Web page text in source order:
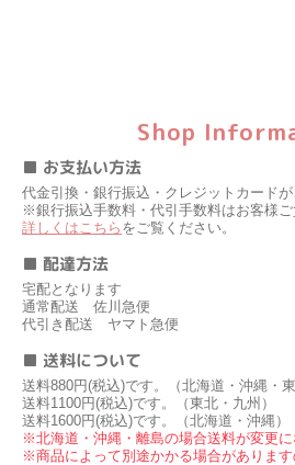
Shop
■ お支払い方法
代金引換・銀行振込・クレジットカードが
※銀行振込手数料・代引手数料はお客様ご
詳しくはこちら をご覧ください。
■ 配達方法
宅配となります
通常配送 佐川急便
代引き配送 ヤマト急便
■ 送料について
送料880円(税込)です。（北海道・沖縄・
送料1100円(税込)です。（東北・九州）
送料1600円(税込)です。（北海道・沖縄）
※北海道・沖縄・離島の場合送料が変更に
※商品によって別途かかる場合があります